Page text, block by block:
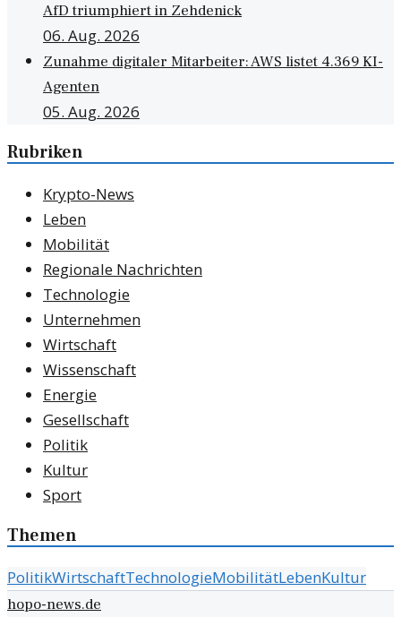
AfD triumphiert in Zehdenick
06. Aug. 2026
Zunahme digitaler Mitarbeiter: AWS listet 4.369 KI-
Agenten
05. Aug. 2026
Rubriken
Krypto-News
Leben
Mobilität
Regionale Nachrichten
Technologie
Unternehmen
Wirtschaft
Wissenschaft
Energie
Gesellschaft
Politik
Kultur
Sport
Themen
PolitikWirtschaftTechnologieMobilitätLebenKultur
hopo-news.de